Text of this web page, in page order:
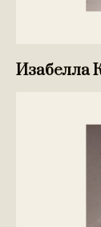
Изабелла